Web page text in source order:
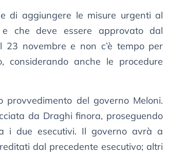
di aggiungere le misure urgenti al
e che deve essere approvato dal
novembre e non c’è tempo per
considerando anche le procedure
provvedimento del governo Meloni.
da Draghi finora, proseguendo
i due esecutivi. Il governo avrà a
dal precedente esecutivo; altri